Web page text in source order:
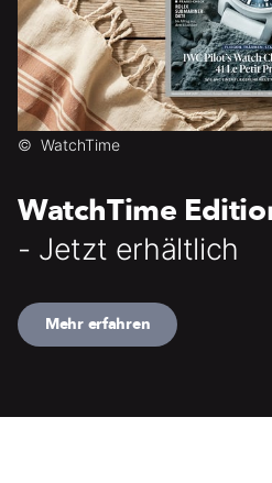
© WatchTime
WatchTime
- Jetzt erhältlich
Mehr erfahren